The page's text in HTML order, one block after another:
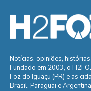
Notícias, opiniões,
Fundado em 2003, o
Foz do Iguaçu (PR) e as
Brasil, Paraguai e